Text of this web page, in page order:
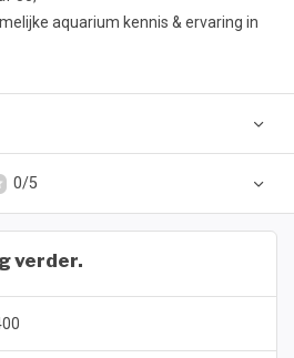
aquarium kennis & ervaring in
0/5
verder.